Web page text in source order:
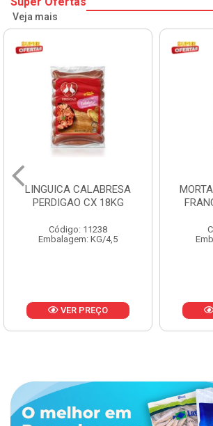
Veja mais
LINGUICA CALABRESA
PERDIGAO CX 18KG
Código: 11238
Embalagem: KG/4,5
VER PREÇO